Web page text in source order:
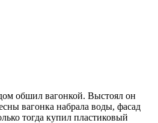
обшил вагонкой. Выстоял он
вагонка набрала воды, фасад
тогда купил пластиковый